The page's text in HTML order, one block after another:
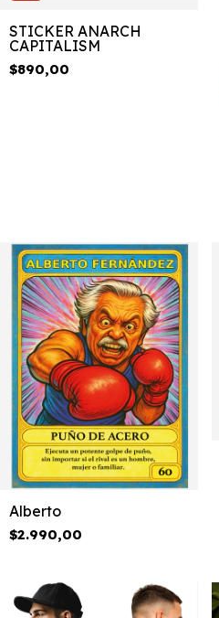
STICKER ANARCH
CAPITALISM
$890,00
Alberto
$2.990,00